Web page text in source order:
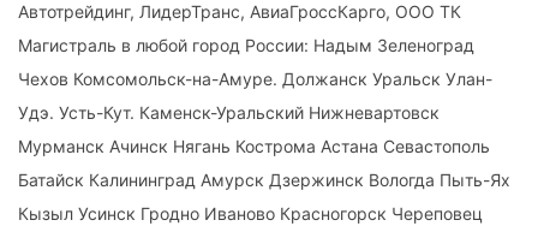
Автотрейдинг, ЛидерТранс, АвиаГроссКарго, ООО ТК
Магистраль в любой город России: Надым Зеленоград
Чехов Комсомольск-на-Амуре. Должанск Уральск Улан-
Удэ. Усть-Кут. Каменск-Уральский Нижневартовск
Мурманск Ачинск Нягань Кострома Астана Севастополь
Батайск Калининград Амурск Дзержинск Вологда Пыть-Ях
Кызыл Усинск Гродно Иваново Красногорск Череповец